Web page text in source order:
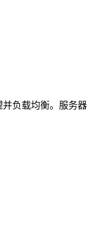
负载均衡。服务